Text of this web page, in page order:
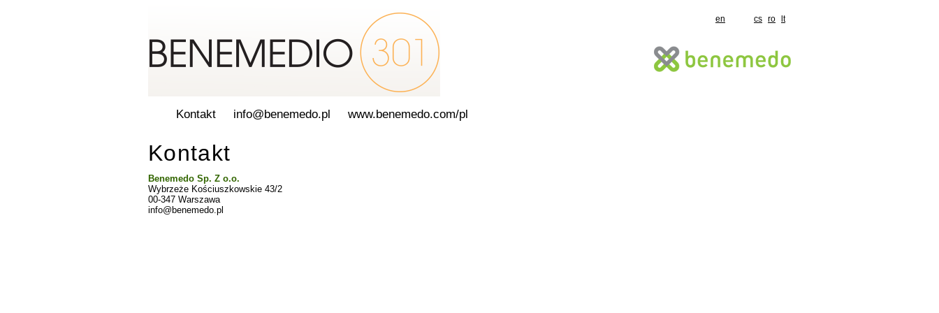
REVITALIZAČNÍ A
ZPEVŇUJÍCÍ FORMULE
en cs ro lt
Kontakt info@benemedo.pl www.benemedo.com/pl
Kontakt
Benemedo Sp. Z o.o.
Wybrzeże Kościuszkowskie 43/2
00-347 Warszawa
info@benemedo.pl